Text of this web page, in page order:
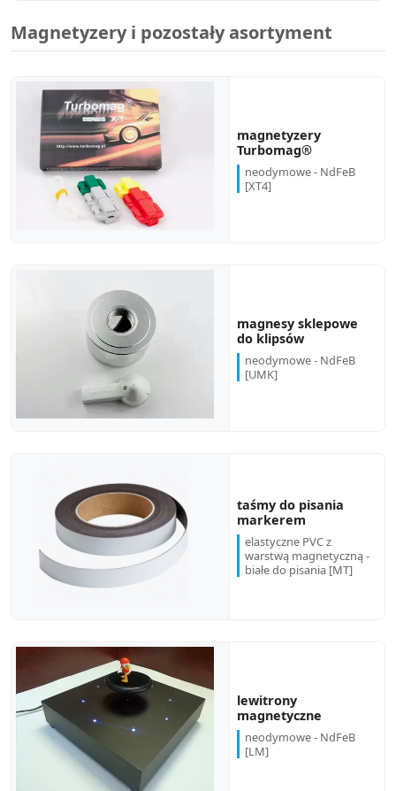
Magnetyzery i pozostały asortyment
magnetyzery
Turbomag®
neodymowe - NdFeB
[XT4]
magnesy sklepowe
do klipsów
neodymowe - NdFeB
[UMK]
taśmy do pisania
markerem
elastyczne PVC z
warstwą magnetyczną -
białe do pisania [MT]
lewitrony
magnetyczne
neodymowe - NdFeB
[LM]